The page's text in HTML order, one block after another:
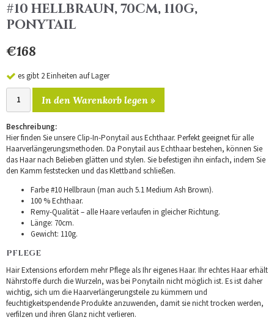
#10 HELLBRAUN, 70CM, 110G,
PONYTAIL
€168
es gibt 2 Einheiten auf Lager
In den Warenkorb legen »
Beschreibung:
Hier finden Sie unsere Clip-In-Ponytail aus Echthaar. Perfekt geeignet für alle
Haarverlängerungsmethoden. Da Ponytail aus Echthaar bestehen, können Sie
das Haar nach Belieben glätten und stylen. Sie befestigen ihn einfach, indem Sie
den Kamm feststecken und das Klettband schließen.
Farbe #10 Hellbraun (man auch 5.1 Medium Ash Brown).
100 % Echthaar.
Remy-Qualität – alle Haare verlaufen in gleicher Richtung.
Länge: 70cm.
Gewicht: 110g.
PFLEGE
Hair Extensions erfordern mehr Pflege als Ihr eigenes Haar. Ihr echtes Haar erhält
Nährstoffe durch die Wurzeln, was bei Ponytailn nicht möglich ist. Es ist daher
wichtig, sich um die Haarverlängerungsteile zu kümmern und
feuchtigkeitspendende Produkte anzuwenden, damit sie nicht trocken werden,
verfilzen und ihren Glanz nicht verlieren.